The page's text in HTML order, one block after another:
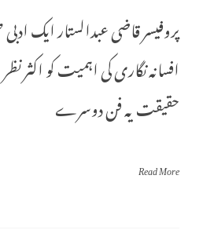
پروفیسر قاضی عبدالستار ایک
افسانہ نگاری کی اہمیت کو اکثر
حقیقت یہ فن دوسرے
Read More